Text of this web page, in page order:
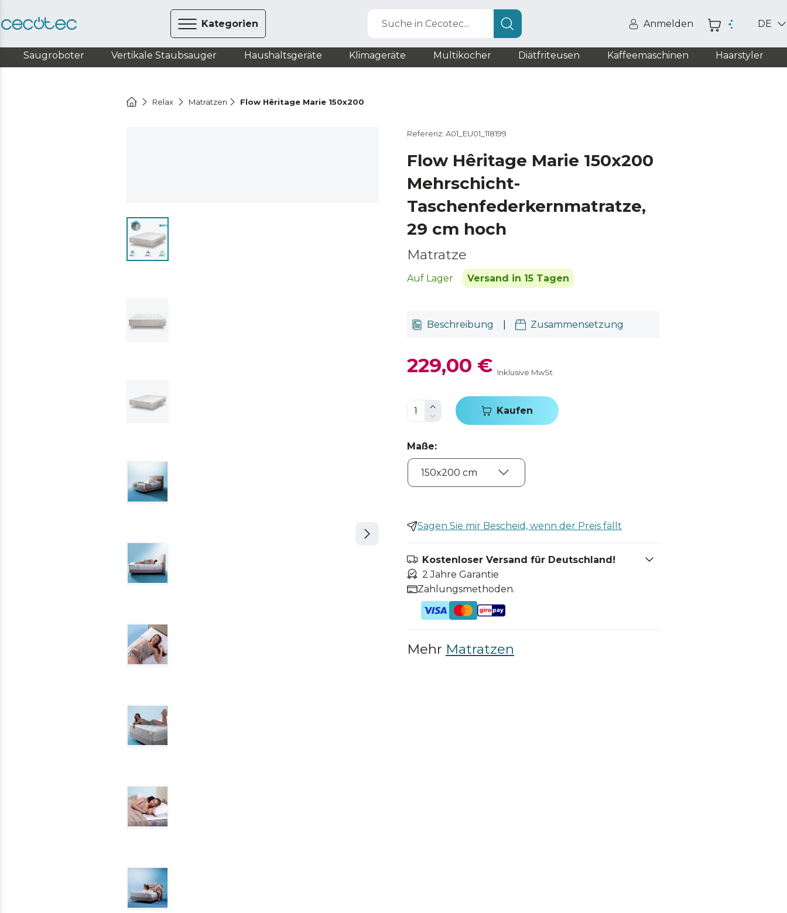
Kategorien Suche in Cecotec... Anmelden DE
Saugroboter Vertikale Staubsauger Haushaltsgeräte Klimageräte Multikocher Diätfriteusen Kaffeemaschinen Haarstyler
Relax Matratzen Flow Hêritage Marie 150x200
Referenz: A01_EU01_118199
Flow Hêritage Marie 150x200
Mehrschicht-
Taschenfederkernmatratze,
29 cm hoch
Matratze
Auf Lager Versand in 15 Tagen
Beschreibung Zusammensetzung
229,00 € Inklusive MwSt.
Kaufen
Maße:
Sagen Sie mir Bescheid, wenn der Preis fällt
Kostenloser Versand für Deutschland!
2 Jahre Garantie
Zahlungsmethoden.
Mehr Matratzen